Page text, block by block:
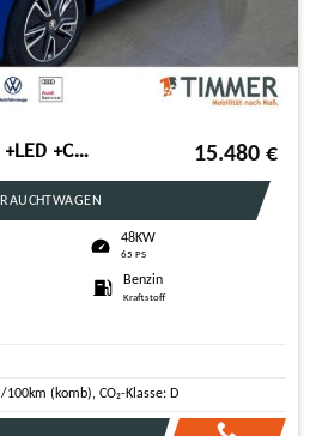
SKODA Fabia 1.0 TOUR +LED +CARPLAY +ALU +DAB +KLIMA +P 15.480 €
48KW
65 PS
Benzin
Kraftstoff
(komb), CO₂-Klasse: D